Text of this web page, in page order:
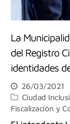
La
del Registro
identidades
26/03/2021
Ciudad
Fiscalización y